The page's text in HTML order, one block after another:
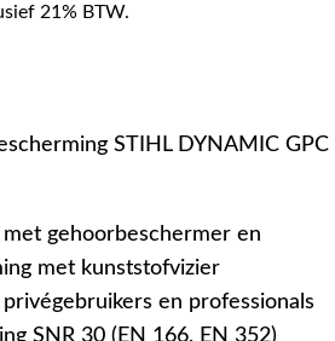
21% BTW.
STIHL DYNAMIC
gehoorbeschermer en
met kunststofvizier
en professionals
SNR 30 (EN 166, EN 352)